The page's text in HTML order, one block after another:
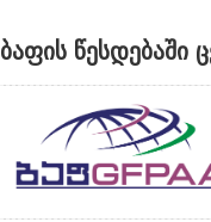
ბაფის წესდებაში